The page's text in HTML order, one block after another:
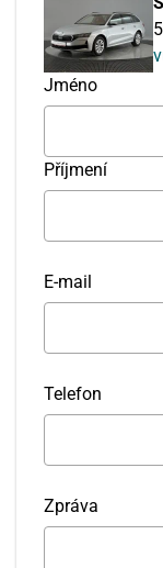
Jméno
Příjmení
E-mail
Telefon
Zpráva